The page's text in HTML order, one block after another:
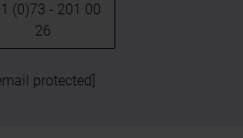
(0)73 - 201 00
26
protected]